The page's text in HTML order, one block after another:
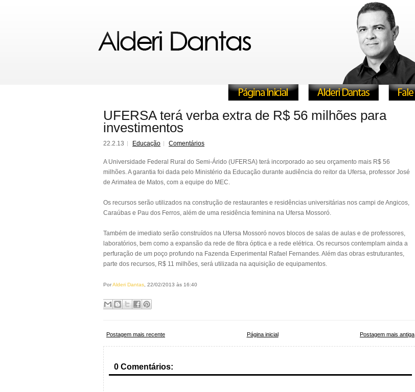
UFERSA terá verba extra de R$ 56 milhões para
investimentos
22.2.13 Educação Comentários
A Universidade Federal Rural do Semi-Árido (UFERSA) terá incorporado ao seu orçamento mais R$ 56
milhões. A garantia foi dada pelo Ministério da Educação durante audiência do reitor da Ufersa, professor José
de Arimatea de Matos, com a equipe do MEC.
Os recursos serão utilizados na construção de restaurantes e residências universitárias nos campi de Angicos,
Caraúbas e Pau dos Ferros, além de uma residência feminina na Ufersa Mossoró.
Também de imediato serão construídos na Ufersa Mossoró novos blocos de salas de aulas e de professores,
laboratórios, bem como a expansão da rede de fibra óptica e a rede elétrica. Os recursos contemplam ainda a
perfuração de um poço profundo na Fazenda Experimental Rafael Fernandes. Além das obras estruturantes,
parte dos recursos, R$ 11 milhões, será utilizada na aquisição de equipamentos.
PorAlderi Dantas , 22/02/2013 às 16:40
Postagem mais recente Postagem mais antiga
Página inicial
0 Comentários: